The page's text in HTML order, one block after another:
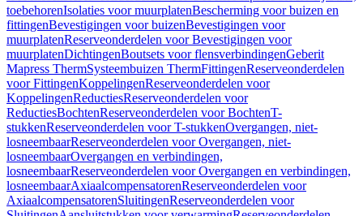
toebehorenIsolaties voor muurplatenBescherming voor buizen en
fittingenBevestigingen voor buizenBevestigingen voor
muurplatenReserveonderdelen voor Bevestigingen voor
muurplatenDichtingenBoutsets voor flensverbindingenGeberit
Mapress ThermSysteembuizen ThermFittingenReserveonderdelen
voor FittingenKoppelingenReserveonderdelen voor
KoppelingenReductiesReserveonderdelen voor
ReductiesBochtenReserveonderdelen voor BochtenT-
stukkenReserveonderdelen voor T-stukkenOvergangen, niet-
losneembaarReserveonderdelen voor Overgangen, niet-
losneembaarOvergangen en verbindingen,
losneembaarReserveonderdelen voor Overgangen en verbindingen,
losneembaarAxiaalcompensatorenReserveonderdelen voor
AxiaalcompensatorenSluitingenReserveonderdelen voor